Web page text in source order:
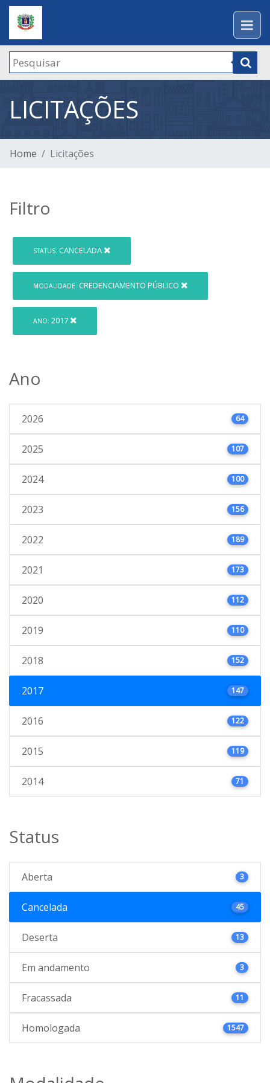
LICITAÇÕES
Home Licitações
Filtro
STATUS: CANCELADA
MODALIDADE: CREDENCIAMENTO PÚBLICO
ANO: 2017
Ano
2026 64
2025 107
2024 100
2023 156
2022 189
2021 173
2020 112
2019 110
2018 152
2017 147
2016 122
2015 119
2014 71
Status
Aberta 3
Cancelada 45
Deserta 13
Em andamento 3
Fracassada 11
Homologada 1547